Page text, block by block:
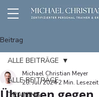
Beitrag
ALLE BEITRÄGE
TRAINING
ALLE BEITRÄGE
Michael Christian Meyer
20. Juli 2024 2 Min. Lesezeit